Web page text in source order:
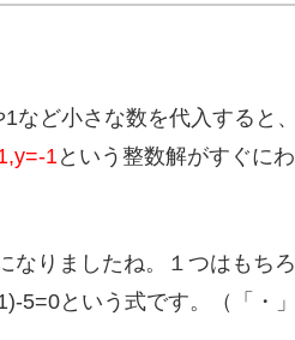
など小さな数を代入すると、
1という整数解がすぐにわ
なりましたね。１つはもちろ
5=0という式です。（「・」